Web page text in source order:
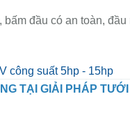
đầu có an toàn, đầu
công suất 5hp - 15hp
TẠI GIẢI PHÁP TƯỚI